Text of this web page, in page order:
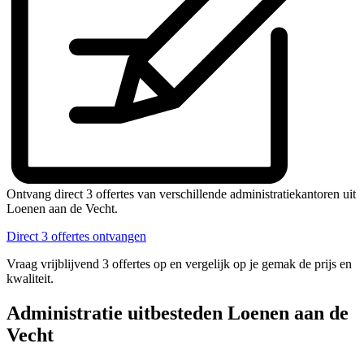
Ontvang direct 3 offertes van verschillende administratiekantoren uit
Loenen aan de Vecht.
Direct 3 offertes ontvangen
Vraag vrijblijvend 3 offertes op en vergelijk op je gemak de prijs en
kwaliteit.
Administratie uitbesteden Loenen aan de
Vecht